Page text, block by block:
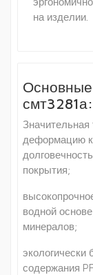
на изделии.
Основные
смт3281а:
деформацию
покрытия;
водной
минералов;
экологически
содержания